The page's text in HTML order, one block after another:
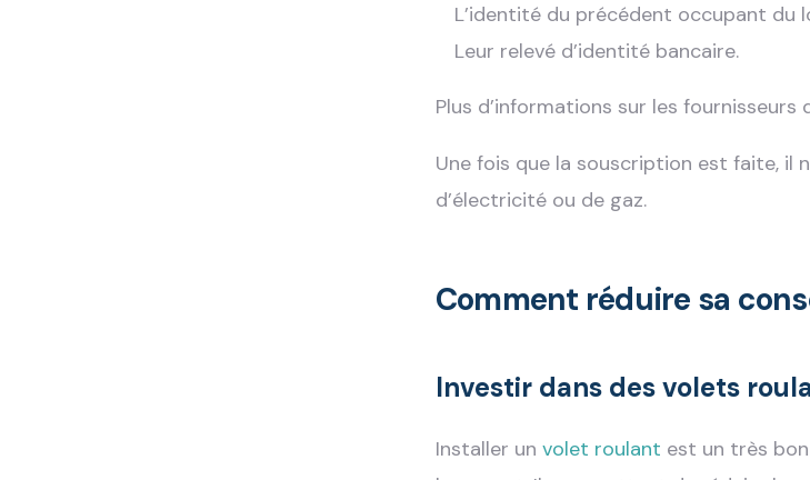
L’identité du précédent occupant du
Leur relevé d’identité bancaire.
Plus d’informations sur les fournisseurs
Une fois que la souscription est faite, il
d’électricité ou de gaz.
Comment réduire sa
Investir dans des volets
Installer un volet roulant est un très